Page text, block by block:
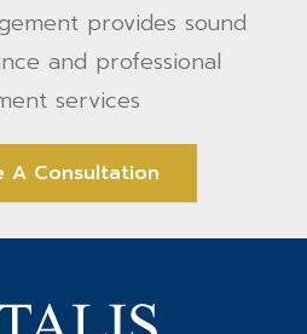
provides sound
and professional
services
A Consultation